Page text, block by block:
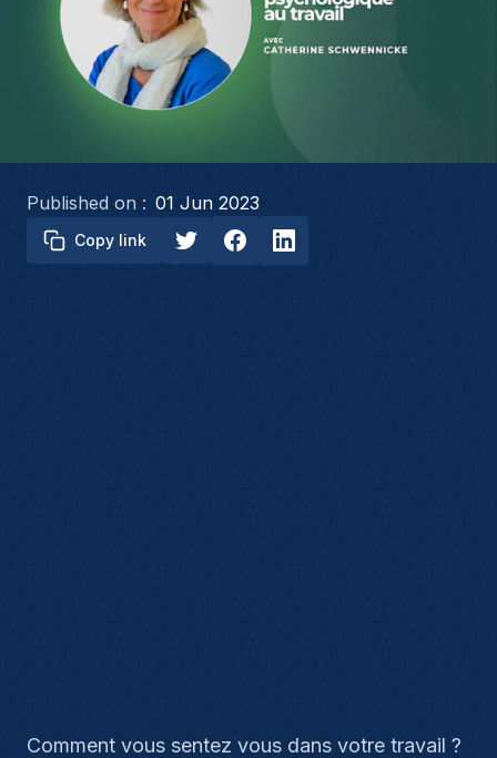
Published on : 01 Jun 2023
Copy link
Comment vous sentez vous dans votre travail ?